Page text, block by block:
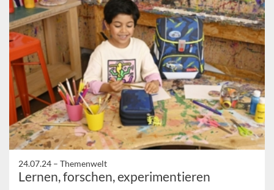
24.07.24 – Themenwelt
Lernen, forschen, experimentieren